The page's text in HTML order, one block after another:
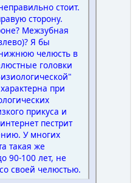
стоит.
сторону.
Межзубная
Я бы
нижнюю челюсть в
головки
при
прикуса и
пестрит
У многих
такая же
90-100 лет, не
своей челюстью.